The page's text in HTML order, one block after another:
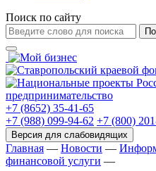
Поиск по сайту
+7 (8652) 35-41-65
+7 (988) 099-94-62 +7 (800)
Главная — Новости —
финансовой услуги —